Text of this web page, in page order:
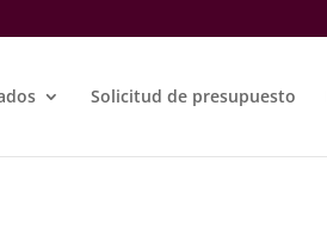
Solicitud de presupuesto